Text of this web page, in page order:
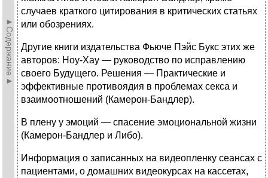
►Содержание►
случаев краткого цитирования в критических статьях
или обозрениях.
Другие книги издательства Фьюче Пэйс Букс этих же
авторов: Ноу-Хау — руководство по исправлению
своего Будущего. Решения — Практические и
эффективные противоядия в проблемах секса и
взаимоотношений (Камерон-Бандлер).
В плену у эмоций — спасение эмоциональной жизни
(Камерон-Бандлер и Либо).
Информация о записанных на видеопленку сеансах с
пациентами, о домашних видеокурсах на кассетах,